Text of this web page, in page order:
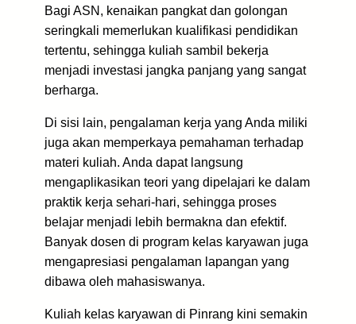
Bagi ASN, kenaikan pangkat dan golongan
seringkali memerlukan kualifikasi pendidikan
tertentu, sehingga kuliah sambil bekerja
menjadi investasi jangka panjang yang sangat
berharga.
Di sisi lain, pengalaman kerja yang Anda miliki
juga akan memperkaya pemahaman terhadap
materi kuliah. Anda dapat langsung
mengaplikasikan teori yang dipelajari ke dalam
praktik kerja sehari-hari, sehingga proses
belajar menjadi lebih bermakna dan efektif.
Banyak dosen di program kelas karyawan juga
mengapresiasi pengalaman lapangan yang
dibawa oleh mahasiswanya.
Kuliah kelas karyawan di Pinrang kini semakin